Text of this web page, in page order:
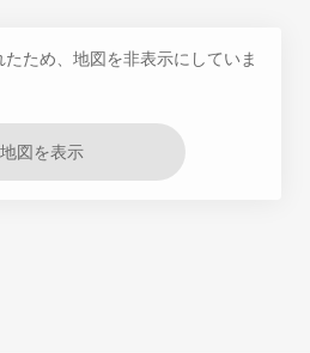
ため、地図を非表示にしていま
地図を表示